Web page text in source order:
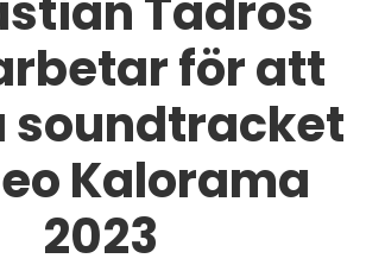
för att
soundtracket
Kalorama
2023